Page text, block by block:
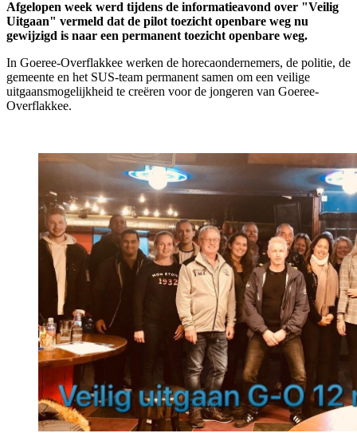
Afgelopen week werd tijdens de informatieavond over "Veilig
Uitgaan" vermeld dat de pilot toezicht openbare weg nu
gewijzigd is naar een permanent toezicht openbare weg.
In Goeree-Overflakkee werken de horecaondernemers, de politie, de
gemeente en het SUS-team permanent samen om een veilige
uitgaansmogelijkheid te creëren voor de jongeren van Goeree-
Overflakkee.